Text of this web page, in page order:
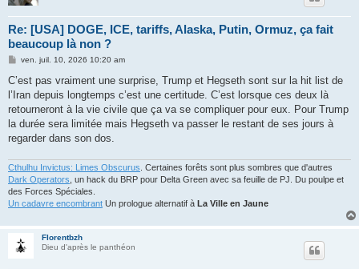
Re: [USA] DOGE, ICE, tariffs, Alaska, Putin, Ormuz, ça fait
beaucoup là non ?
M
s
a
g
ven. juil. 10, 2026 10:20 am
C’est pas vraiment une surprise, Trump et Hegseth sont sur la hit list de
l’Iran depuis longtemps c’est une certitude. C’est lorsque ces deux là
retourneront à la vie civile que ça va se compliquer pour eux. Pour Trump
la durée sera limitée mais Hegseth va passer le restant de ses jours à
regarder dans son dos.
Cthulhu Invictus: Limes Obscurus. Certaines forêts sont plus sombres que d'autres
Dark Operators, un hack du BRP pour Delta Green avec sa feuille de PJ. Du poulpe et
des Forces Spéciales.
Un cadavre encombrant Un prologue alternatif à La Ville en Jaune
Florentbzh
Dieu d'après le panthéon